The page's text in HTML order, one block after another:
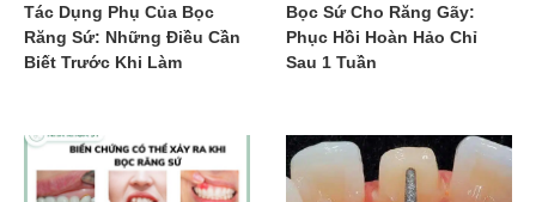
Tác Dụng Phụ Của Bọc
Răng Sứ: Những Điều Cần
Biết Trước Khi Làm
Bọc Sứ Cho Răng Gãy:
Phục Hồi Hoàn Hảo Chỉ
Sau 1 Tuần